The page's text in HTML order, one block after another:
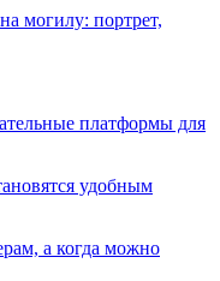
могилу: портрет,
платформы для
удобным
а когда можно